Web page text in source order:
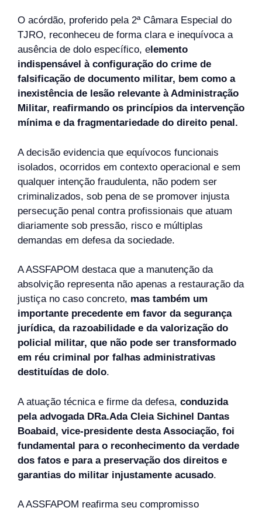
O acórdão, proferido pela 2ª Câmara Especial do
TJRO, reconheceu de forma clara e inequívoca a
ausência de dolo específico, elemento
indispensável à configuração do crime de
falsificação de documento militar, bem como a
inexistência de lesão relevante à Administração
Militar, reafirmando os princípios da intervenção
mínima e da fragmentariedade do direito penal.
A decisão evidencia que equívocos funcionais
isolados, ocorridos em contexto operacional e sem
qualquer intenção fraudulenta, não podem ser
criminalizados, sob pena de se promover injusta
persecução penal contra profissionais que atuam
diariamente sob pressão, risco e múltiplas
demandas em defesa da sociedade.
A ASSFAPOM destaca que a manutenção da
absolvição representa não apenas a restauração da
justiça no caso concreto, mas também um
importante precedente em favor da segurança
jurídica, da razoabilidade e da valorização do
policial militar, que não pode ser transformado
em réu criminal por falhas administrativas
destituídas de dolo.
A atuação técnica e firme da defesa, conduzida
pela advogada DRa.Ada Cleia Sichinel Dantas
Boabaid, vice-presidente desta Associação, foi
fundamental para o reconhecimento da verdade
dos fatos e para a preservação dos direitos e
garantias do militar injustamente acusado.
A ASSFAPOM reafirma seu compromisso